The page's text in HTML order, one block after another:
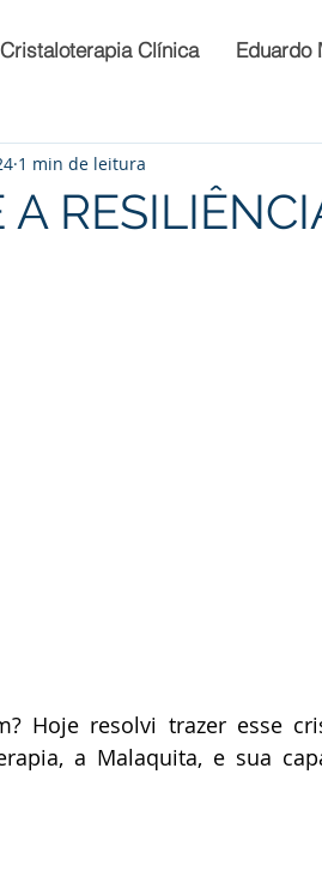
Cristaloterapia Clínica Eduardo
1 min de leitura
Hoje resolvi trazer esse
a Malaquita, e sua